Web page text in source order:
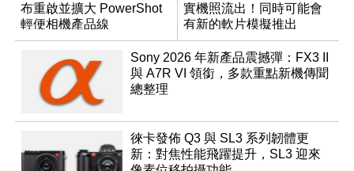
布重啟並擴大 PowerShot
輕便相機產品線
實機照流出！同時可能會
有新的軟片模擬推出
Sony 2026 年新產品震撼彈：FX3 II
與 A7R VI 領銜，多款重點新機傳聞
總整理
徠卡發佈 Q3 與 SL3 系列韌體更
新：對焦性能飛躍提升，SL3 迎來